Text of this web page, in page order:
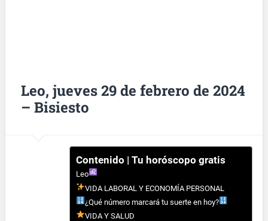
Leo, jueves 29 de febrero de 2024
– Bisiesto
Contenido | Tu horóscopo gratis
Leo
VIDA LABORAL Y ECONOMÍA PERSONAL
¿Qué número marcará tu suerte en hoy?
VIDA Y SALUD